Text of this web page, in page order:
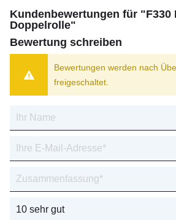
Kundenbewertungen für
Doppelrolle"
Bewertung schreiben
Bewertungen werden nach
freigeschaltet.